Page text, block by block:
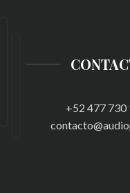
+52 477 730